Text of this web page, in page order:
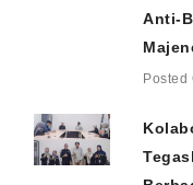
Anti-
Posted